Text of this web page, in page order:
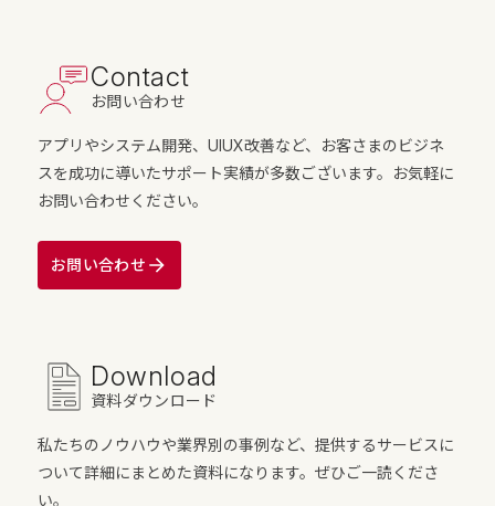
Contact
お問い合わせ
アプリやシステム開発、UIUX改善など、お客さまのビジネ
スを成功に導いたサポート実績が多数ございます。お気軽に
お問い合わせください。
お問い合わせ
Download
資料ダウンロード
私たちのノウハウや業界別の事例など、提供するサービスに
ついて詳細にまとめた資料になります。ぜひご一読くださ
い。